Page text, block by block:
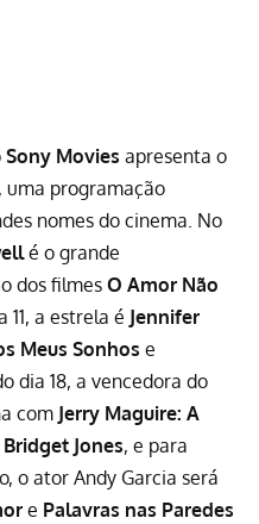
Sony Movies apresenta o
, uma programação
nomes do cinema. No
é o grande
dos filmes O Amor Não
11, a estrela é Jennifer
Meus Sonhos e
dia 18, a vencedora do
com Jerry Maguire: A
Jones, e para
o ator Andy Garcia será
e Palavras nas Paredes